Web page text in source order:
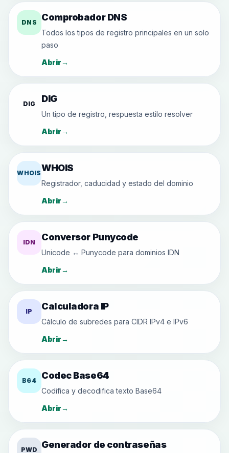
DNS Comprobador DNS
Todos los tipos de registro principales en un solo
paso
Abrir→
DIG DIG
Un tipo de registro, respuesta estilo resolver
Abrir→
WHOISWHOIS
Registrador, caducidad y estado del dominio
Abrir→
IDN Conversor Punycode
Unicode ↔ Punycode para dominios IDN
Abrir→
IP Calculadora IP
Cálculo de subredes para CIDR IPv4 e IPv6
Abrir→
B64 Codec Base64
Codifica y decodifica texto Base64
Abrir→
PWD Generador de contraseñas